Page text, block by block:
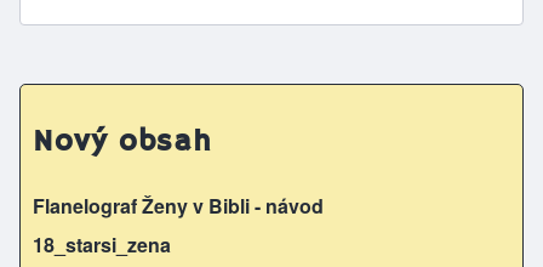
Nový obsah
Flanelograf Ženy v Bibli - návod
18_starsi_zena